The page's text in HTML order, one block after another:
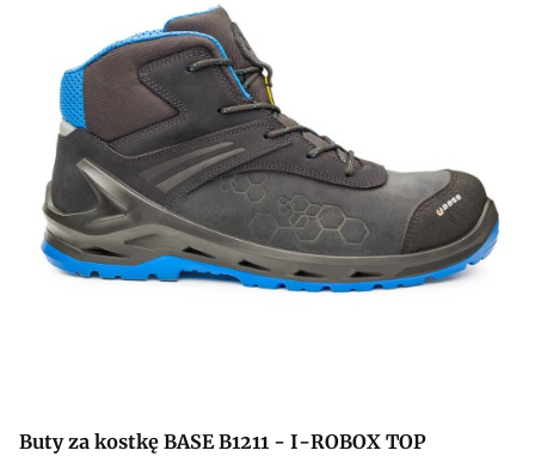
Buty za kostkę BASE B1211 - I-ROBOX TOP